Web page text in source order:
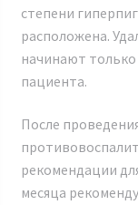
степени
расположена.
начинают
пациента.
После
рекомендации
месяца